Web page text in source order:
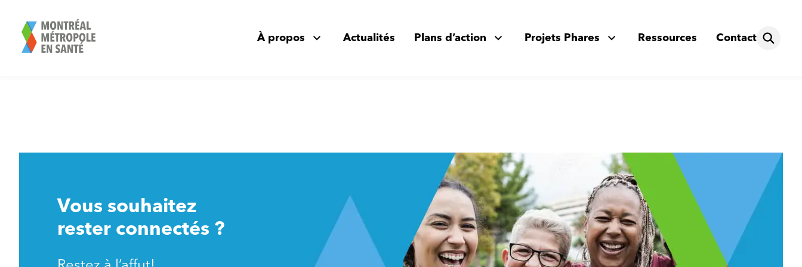
contenu
À propos Actualités Plans d’action Projets Phares Ressources Contact
Vous souhaitez
rester connectés ?